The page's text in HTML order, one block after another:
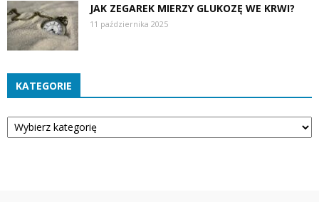
JAK ZEGAREK MIERZY GLUKOZĘ WE KRWI?
11 października 2025
KATEGORIE
Kategorie